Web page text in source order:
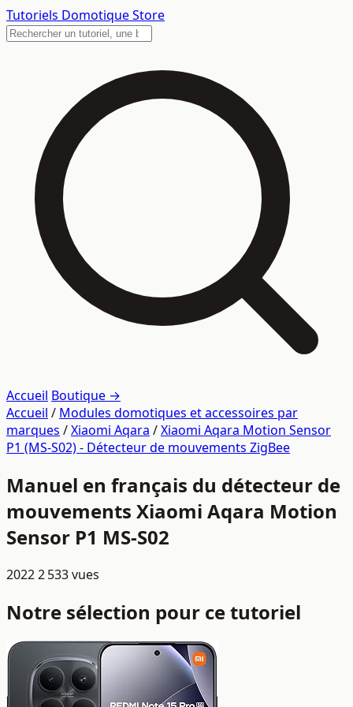
Tutoriels Domotique Store
Accueil Boutique →
Accueil / Modules domotiques et accessoires par
marques /Xiaomi Aqara /Xiaomi Aqara Motion Sensor
P1 (MS-S02) - Détecteur de mouvements ZigBee
Manuel en français du détecteur de
mouvements Xiaomi Aqara Motion
Sensor P1 MS-S02
20222 533 vues
Notre sélection pour ce tutoriel